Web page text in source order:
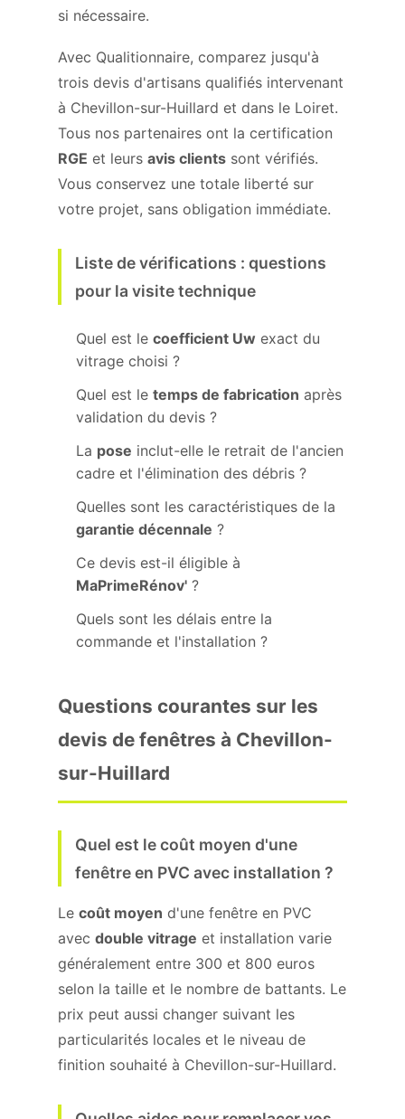
si nécessaire.
Avec Qualitionnaire, comparez jusqu'à
trois devis d'artisans qualifiés intervenant
à Chevillon-sur-Huillard et dans le Loiret.
Tous nos partenaires ont la certification
RGE et leurs avis clients sont vérifiés.
Vous conservez une totale liberté sur
votre projet, sans obligation immédiate.
Liste de vérifications : questions
pour la visite technique
Quel est le coefficient Uw exact du
vitrage choisi ?
Quel est le temps de fabrication après
validation du devis ?
La pose inclut-elle le retrait de l'ancien
cadre et l'élimination des débris ?
Quelles sont les caractéristiques de la
garantie décennale ?
Ce devis est-il éligible à
MaPrimeRénov' ?
Quels sont les délais entre la
commande et l'installation ?
Questions courantes sur les
devis de fenêtres à Chevillon-
sur-Huillard
Quel est le coût moyen d'une
fenêtre en PVC avec installation ?
Le coût moyen d'une fenêtre en PVC
avec double vitrage et installation varie
généralement entre 300 et 800 euros
selon la taille et le nombre de battants. Le
prix peut aussi changer suivant les
particularités locales et le niveau de
finition souhaité à Chevillon-sur-Huillard.